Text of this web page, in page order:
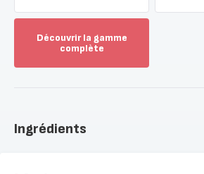
Découvrir la gamme
complète
gamme
Ingrédients